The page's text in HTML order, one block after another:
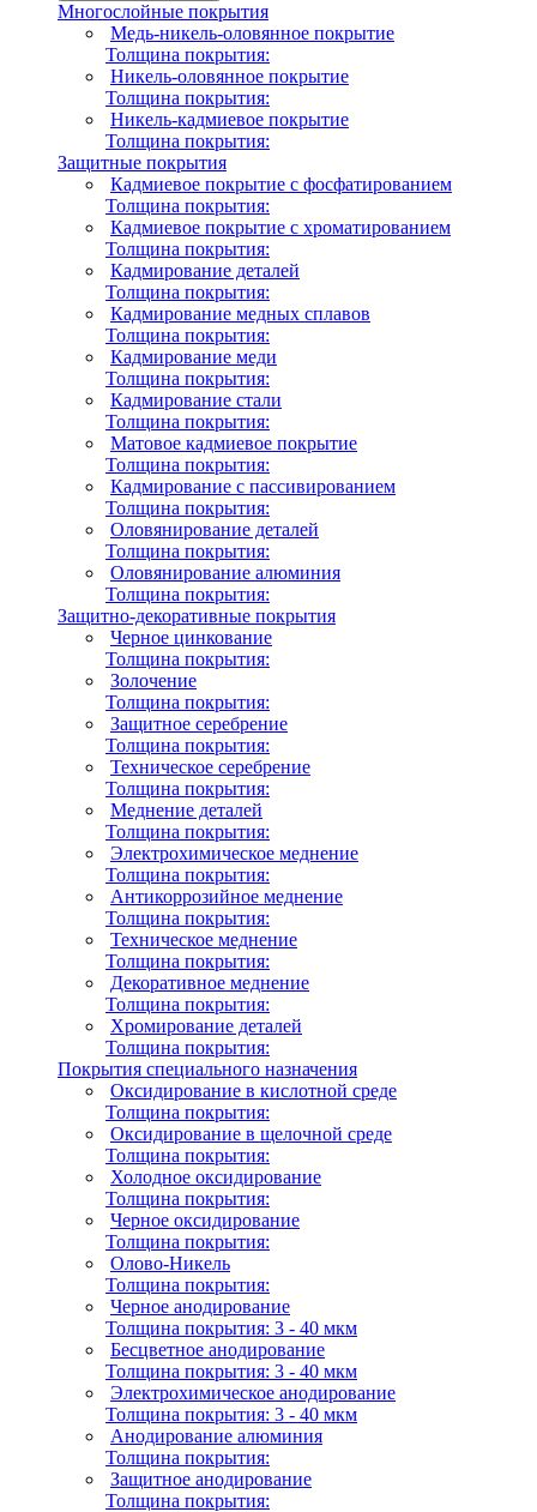
Многослойные покрытия
Медь-никель-оловянное покрытие
Толщина покрытия:
Никель-оловянное покрытие
Толщина покрытия:
Никель-кадмиевое покрытие
Толщина покрытия:
Защитные покрытия
Кадмиевое покрытие с фосфатированием
Толщина покрытия:
Кадмиевое покрытие с хроматированием
Толщина покрытия:
Кадмирование деталей
Толщина покрытия:
Кадмирование медных сплавов
Толщина покрытия:
Кадмирование меди
Толщина покрытия:
Кадмирование стали
Толщина покрытия:
Матовое кадмиевое покрытие
Толщина покрытия:
Кадмирование с пассивированием
Толщина покрытия:
Оловянирование деталей
Толщина покрытия:
Оловянирование алюминия
Толщина покрытия:
Защитно-декоративные покрытия
Черное цинкование
Толщина покрытия:
Золочение
Толщина покрытия:
Защитное серебрение
Толщина покрытия:
Техническое серебрение
Толщина покрытия:
Меднение деталей
Толщина покрытия:
Электрохимическое меднение
Толщина покрытия:
Антикоррозийное меднение
Толщина покрытия:
Техническое меднение
Толщина покрытия:
Декоративное меднение
Толщина покрытия:
Хромирование деталей
Толщина покрытия:
Покрытия специального назначения
Оксидирование в кислотной среде
Толщина покрытия:
Оксидирование в щелочной среде
Толщина покрытия:
Холодное оксидирование
Толщина покрытия:
Черное оксидирование
Толщина покрытия:
Олово-Никель
Толщина покрытия:
Черное анодирование
Толщина покрытия: 3 - 40 мкм
Бесцветное анодирование
Толщина покрытия: 3 - 40 мкм
Электрохимическое анодирование
Толщина покрытия: 3 - 40 мкм
Анодирование алюминия
Толщина покрытия:
Защитное анодирование
Толщина покрытия: